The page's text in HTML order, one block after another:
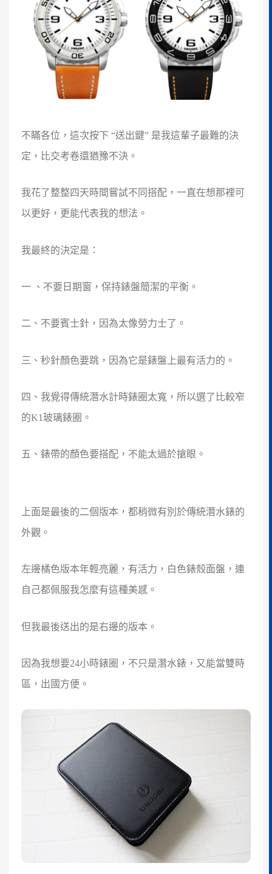
不瞞各位，這次按下 “送出鍵” 是我這輩子最難的決
定，比交考卷還猶豫不決。
我花了整整四天時間嘗試不同搭配，一直在想那裡可
以更好，更能代表我的想法。
我最終的決定是：
一 、不要日期窗，保持錶盤簡潔的平衡。
二 、 不要賓士針，因為太像勞力士了。
三 、 秒針顏色要跳，因為它是錶盤上最有活力的。
四 、 我覺得傳統潛水計時錶圈太寬，所以選了比較窄
的K1玻璃錶圈。
五 、 錶帶的顏色要搭配，不能太過於搶眼。
上面是最後的二個版本，都稍微有別於傳統潛水錶的
外觀。
左邊橘色版本年輕亮麗，有活力，白色錶殼面盤，連
自己都佩服我怎麼有這種美感。
但我最後送出的是右邊的版本。
因為我想要24小時錶圈，不只是潛水錶，又能當雙時
區，出國方便。